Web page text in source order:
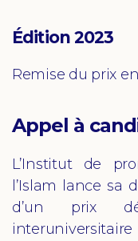
Édition 2023
Remise du prix
Appel à
L’Institut de
l’Islam lance sa
d’un prix
interuniversitaire